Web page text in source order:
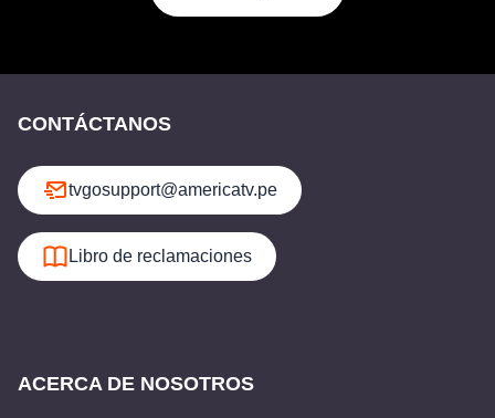
CONTÁCTANOS
tvgosupport@americatv.pe
Libro de reclamaciones
ACERCA DE NOSOTROS